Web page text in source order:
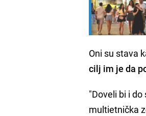
Oni su stava
cilj im je da
"Doveli bi i
multietnička